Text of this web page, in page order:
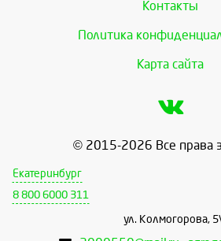
Контакты
Политика
Карта сайта
© 2015-2026 Все права
Екатеринбург
8 800 6000 311
ул. Колмогорова,